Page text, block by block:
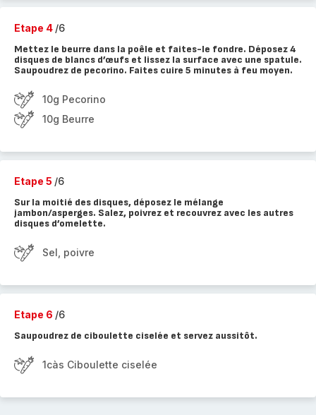
Etape 4 /6
Mettez le beurre dans la poêle et faites-le fondre. Déposez 4
disques de blancs d’œufs et lissez la surface avec une spatule.
Saupoudrez de pecorino. Faites cuire 5 minutes à feu moyen.
10g Pecorino
10g Beurre
Etape 5 /6
Sur la moitié des disques, déposez le mélange
jambon/asperges. Salez, poivrez et recouvrez avec les autres
disques d’omelette.
Sel, poivre
Etape 6 /6
Saupoudrez de ciboulette ciselée et servez aussitôt.
1càs Ciboulette ciselée